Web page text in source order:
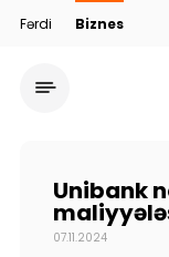
Fərdi Biznes
Unibank
07.11.2024